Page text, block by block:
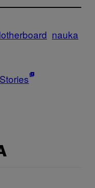
nauka